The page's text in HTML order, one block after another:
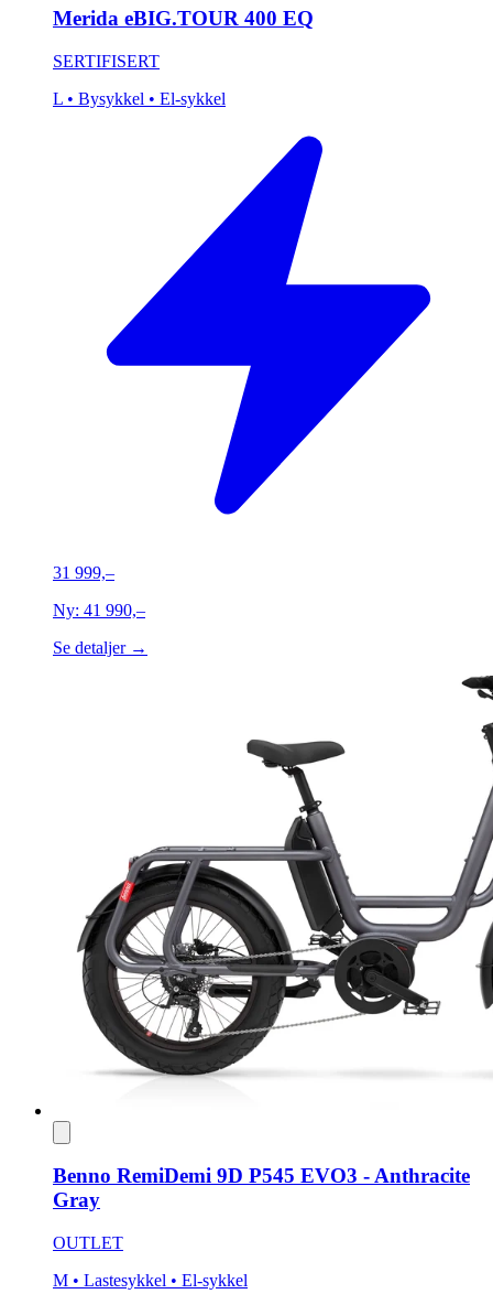
Merida eBIG.TOUR 400 EQ
SERTIFISERT
L • Bysykkel • El-sykkel
31 999,–
Ny: 41 990,–
Se detaljer →
Benno RemiDemi 9D P545 EVO3 - Anthracite
Gray
OUTLET
M • Lastesykkel • El-sykkel